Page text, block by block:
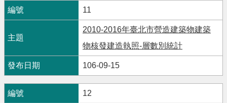
11
2010-2016年臺北市營造建築物建築
物核發建造執照-層數別統計
106-09-15
12